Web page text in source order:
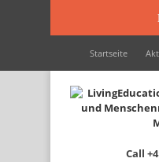
Startseite
Wir werden unterstützt
Call